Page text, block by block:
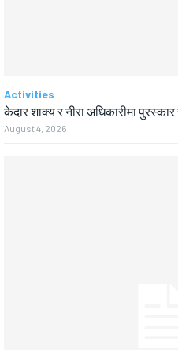
Activities
केदार शाक्य र नीरा अधिकारीमा
August 4, 2026